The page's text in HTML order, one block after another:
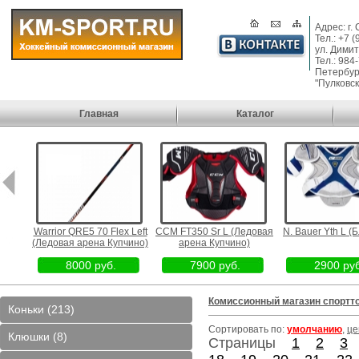
Адрес: г.
Тел.: +7
ул.
Тел.:
Главная Каталог
Warrior QRE5 70 Flex Left
(Ледовая арена Купчино)
8000 руб.
CCM FT350 Sr L (Ледовая
арена Купчино)
7900 руб.
N. Bauer Yth L
2900
Коньки (213)
Клюшки (8)
Комиссионный магазин
Сортировать по: умолчанию,
Страницы 1 2
3